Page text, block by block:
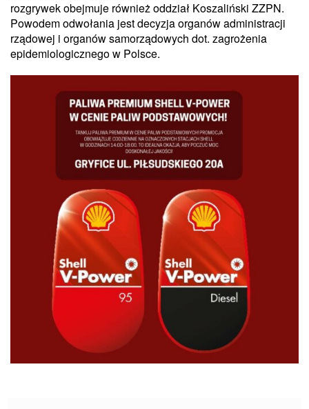
rozgrywek obejmuje również oddział Koszaliński ZZPN.
Powodem odwołania jest decyzja organów administracji
rządowej i organów samorządowych dot. zagrożenia
epidemiologicznego w Polsce.